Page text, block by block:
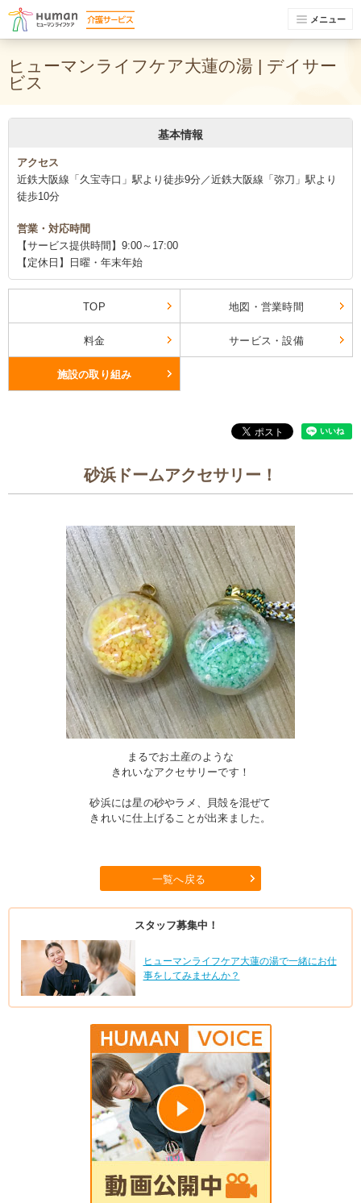
メニュー
ヒューマンライフケア大蓮の湯 | デイサー
ビス
基本情報
アクセス
近鉄大阪線「久宝寺口」駅より徒歩9分／近鉄大阪線「弥刀」駅より
徒歩10分
営業・対応時間
【サービス提供時間】9:00～17:00
【定休日】日曜・年末年始
TOP 地図・営業時間
料金 サービス・設備
施設の取り組み
砂浜ドームアクセサリー！
まるでお土産のような
きれいなアクセサリーです！
砂浜には星の砂やラメ、貝殻を混ぜて
きれいに仕上げることが出来ました。
一覧へ戻る
スタッフ募集中！
ヒューマンライフケア大蓮の湯で一緒にお仕
事をしてみませんか？